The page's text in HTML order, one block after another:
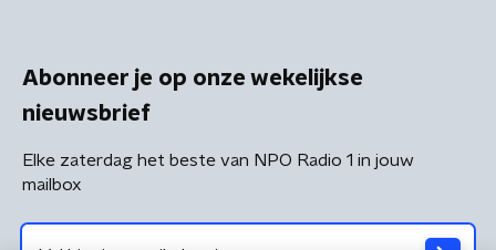
Abonneer je op onze wekelijkse
nieuwsbrief
Elke zaterdag het beste van NPO Radio 1 in jouw
mailbox